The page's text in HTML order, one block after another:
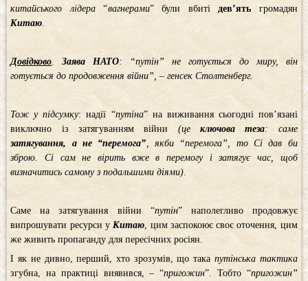
китайського лідера“вагнерами” були вбиті дев’ять громадян
Китаю
Довідково .Заява НАТО: “путін” не готується до миру, він
готується до продовження війни”, – генсек Столтенберг.
Тож у підсумку: надії “путіна” на виживання сьогодні пов’язані
виключно із затягуванням війни (це ключова теза: саме
затягування, а не “перемога” , якби “перемога”, то Сі дав би
зброю. Сі сам не вірить вже в перемогу і затягує час, щоб
визначитись самому з подальшими діями)
Саме на затягування війни “путін” наполегливо продовжує
випрошувати ресурси у Китаю , цим заспокоює своє оточення, цим
же живить пропаганду для пересічних росіян.
І як не дивно, перший, хто зрозумів, що така путінська тактика
згубна, на практиці виявився, – “пригожин”. Тобто “пригожин”